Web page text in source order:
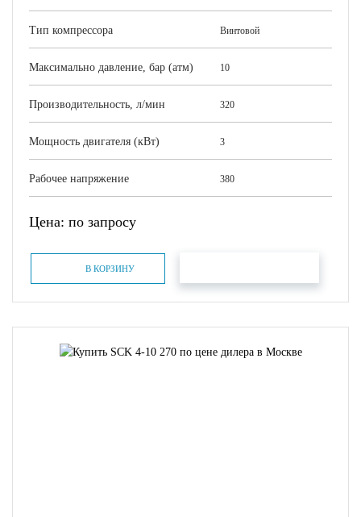
Тип компрессора Винтовой
Максимально давление, бар (атм) 10
Производительность, л/мин 320
Мощность двигателя (кВт) 3
Рабочее напряжение 380
Цена: по запросу
В КОРЗИНУ